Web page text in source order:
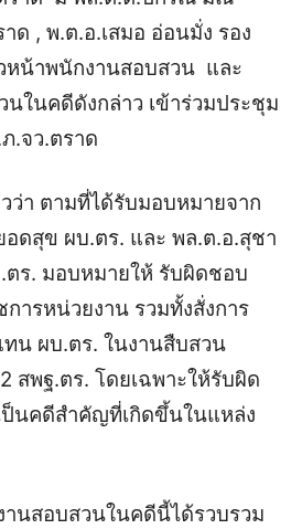
ด , พ.ต.อ.เสมอ อ่อนมั่ง รอง
หน้าพนักงานสอบสวน และ
ในคดีดังกล่าว เข้าร่วมประชุม
.จว.ตราด
ว่า ตามที่ได้รับมอบหมายจาก
ดสุข ผบ.ตร. และ พล.ต.อ.สุชา
ตร. มอบหมายให้ รับผิดชอบ
ารหน่วยงาน รวมทั้งสั่งการ
น ผบ.ตร. ในงานสืบสวน
สพฐ.ตร. โดยเฉพาะให้รับผิด
ป็นคดีสำคัญที่เกิดขึ้นในแหล่ง
นสอบสวนในคดีนี้ได้รวบรวม